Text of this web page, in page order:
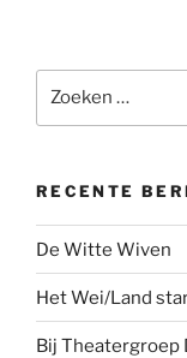
naar:
RECENTE
De Witte Wiven
Het Wei/Land
Bij Theatergroep